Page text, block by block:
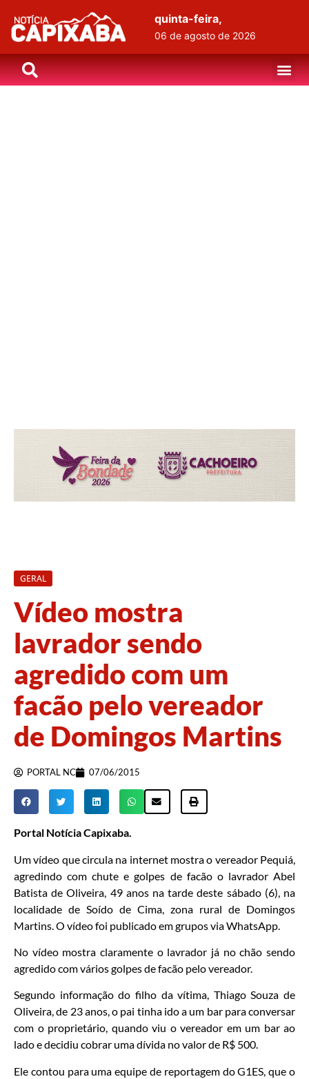
quinta-feira,
06 de agosto de 2026
GERAL
Vídeo mostra
lavrador sendo
agredido com um
facão pelo vereador
de Domingos Martins
PORTAL NC 07/06/2015
Portal Notícia Capixaba.
Um vídeo que circula na internet mostra o vereador Pequiá,
agredindo com chute e golpes de facão o lavrador Abel
Batista de Oliveira, 49 anos na tarde deste sábado (6), na
localidade de Soído de Cima, zona rural de Domingos
Martins. O vídeo foi publicado em grupos via WhatsApp.
No vídeo mostra claramente o lavrador já no chão sendo
agredido com vários golpes de facão pelo vereador.
Segundo informação do filho da vítima, Thiago Souza de
Oliveira, de 23 anos, o pai tinha ido a um bar para conversar
com o proprietário, quando viu o vereador em um bar ao
lado e decidiu cobrar uma dívida no valor de R$ 500.
Ele contou para uma equipe de reportagem do G1ES, que o